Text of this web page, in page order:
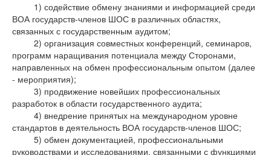
1) содействие обмену знаниями и информацией среди
ВОА государств-членов ШОС в различных областях,
связанных с государственным аудитом;
2) организация совместных конференций, семинаров,
программ наращивания потенциала между Сторонами,
направленных на обмен профессиональным опытом (далее
- мероприятия);
3) продвижение новейших профессиональных
разработок в области государственного аудита;
4) внедрение принятых на международном уровне
стандартов в деятельность ВОА государств-членов ШОС;
5) обмен документацией, профессиональными
руководствами и исследованиями, связанными с функциями